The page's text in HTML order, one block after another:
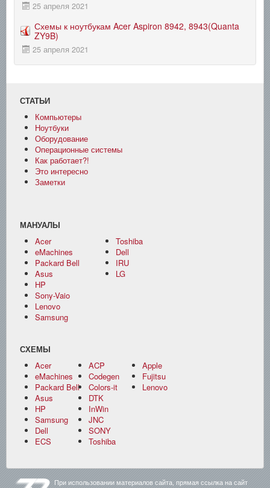
25 апреля 2021
Схемы к ноутбукам Acer Aspiron 8942, 8943(Quanta
ZY9B)
25 апреля 2021
СТАТЬИ
Компьютеры
Ноутбуки
Оборудование
Операционные системы
Как работает?!
Это интересно
Заметки
МАНУАЛЫ
Acer
eMachines
Packard Bell
Asus
HP
Sony-Vaio
Lenovo
Samsung
Toshiba
Dell
IRU
LG
СХЕМЫ
Acer
eMachines
Packard Bell
Asus
HP
Samsung
Dell
ECS
ACP
Codegen
Colors-it
DTK
InWin
JNC
SONY
Toshiba
Apple
Fujitsu
Lenovo
При использовании материалов сайта, прямая ссылка на сайт